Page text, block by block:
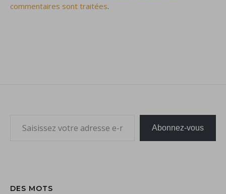
commentaires sont traitées.
Abonnez-vous
DES MOTS